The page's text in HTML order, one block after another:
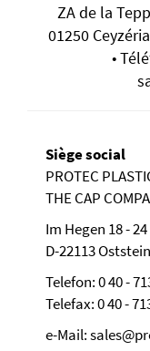
ZA de la
01250
•
Siège social
PROTEC
THE CAP
Im Hegen 18 - 24
D-22113
Telefon: 0 40 -
Telefax: 0 40 -
e-Mail: